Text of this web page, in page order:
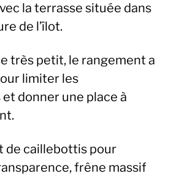
la terrasse située dans
de l’îlot.
très petit, le rangement a
limiter les
donner une place à
de caillebottis pour
frêne massif